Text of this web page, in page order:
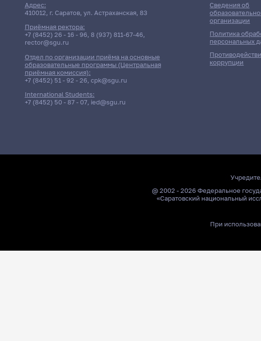
Адрес:
410012, г. Саратов, ул. Астраханская, 83
Приёмная ректора:
+7 (8452) 26 - 16 - 96, 8 (937) 811-67-46,
rector@sgu.ru
Отдел по организации приёма на основные
образовательные программы (Центральная
приёмная комиссия):
+7 (8452) 51 - 92 - 26, cpk@sgu.ru
International Students:
+7 (8452) 50 - 87 - 07, ied@sgu.ru
Сведения об
организации
Политика
персональных
коррупции
@ 2002 - 2026 Федеральное
«Саратовский национальный
При